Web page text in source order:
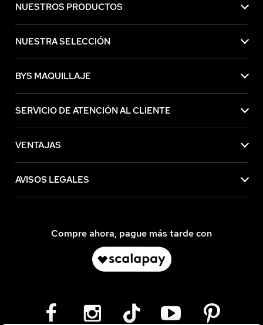
NUESTROS PRODUCTOS
NUESTRA SELECCIÓN
BYS MAQUILLAJE
SERVICIO DE ATENCIÓN AL CLIENTE
VENTAJAS
AVISOS LEGALES
Compre ahora, pague más tarde con